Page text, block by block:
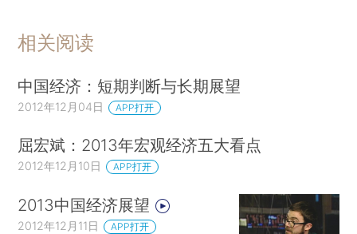
相关阅读
中国经济：短期判断与长期展望
2012年12月04日 APP打开
屈宏斌：2013年宏观经济五大看点
2012年12月10日 APP打开
2013中国经济展望
2012年12月11日 APP打开